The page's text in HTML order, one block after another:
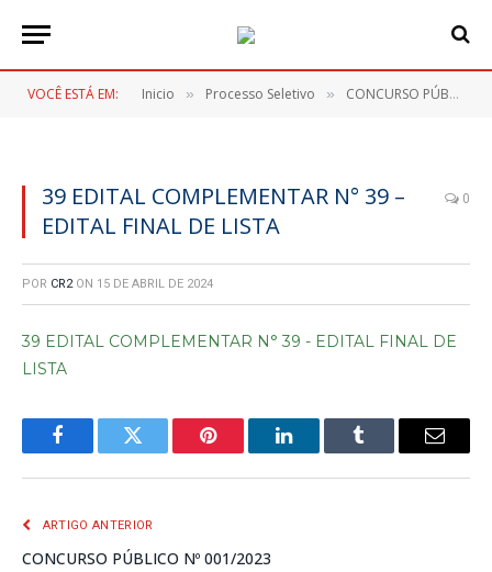
VOCÊ ESTÁ EM: Inicio » Processo Seletivo » CONCURSO PÚBLICO Nº 001/2023
39 EDITAL COMPLEMENTAR N° 39 –
EDITAL FINAL DE LISTA
0
POR CR2 ON 15 DE ABRIL DE 2024
39 EDITAL COMPLEMENTAR N° 39 - EDITAL FINAL DE
LISTA
FacebookTwitter Pinterest LinkedInTumblr
E-
ARTIGO ANTERIOR
CONCURSO PÚBLICO Nº 001/2023